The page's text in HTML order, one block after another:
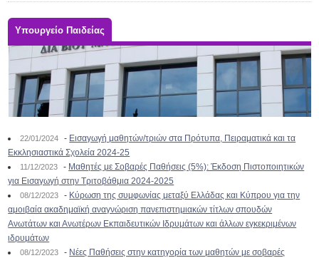
Υπουργείο Παιδείας
22/01/2024 - Εισαγωγή μαθητών/τριών στα Πρότυπα, Πειραματικά και τα
Εκκλησιαστικά Σχολεία 2024-25
11/12/2023 - Μαθητές με Σοβαρές Παθήσεις (5%): Έκδοση Πιστοποιητικών
για Εισαγωγή στην Τριτοβάθμια 2024-2025
08/12/2023 - Κύρωση της συμφωνίας μεταξύ Ελλάδας και Κύπρου για την
αμοιβαία ακαδημαϊκή αναγνώριση πανεπιστημιακών τίτλων σπουδών
Ανωτάτων και Ανωτέρων Εκπαιδευτικών Ιδρυμάτων και άλλων εγκεκριμένων
ιδρυμάτων
08/12/2023 - Νέες Παθήσεις στην κατηγορία των μαθητών με σοβαρές